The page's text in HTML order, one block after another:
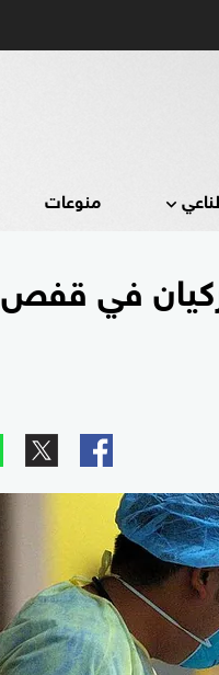
منوعات
في قفص